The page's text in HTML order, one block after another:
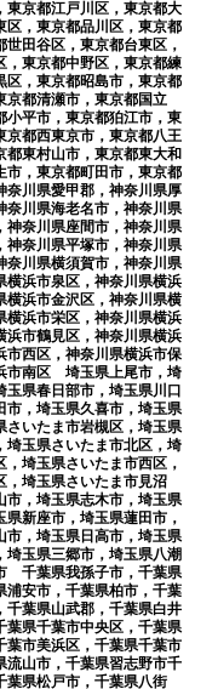
東京都江戸川区，東京都大
区，東京都品川区，東京都
田谷区，東京都台東区，
，東京都中野区，東京都練
区，東京都昭島市，東京都
京都清瀬市，東京都国立
小平市，東京都狛江市，東
京都西東京市，東京都八王
東村山市，東京都東大和
市，東京都町田市，東京都
奈川県愛甲郡，神奈川県厚
奈川県海老名市，神奈川県
神奈川県座間市，神奈川県
神奈川県平塚市，神奈川県
奈川県横須賀市，神奈川県
横浜市泉区，神奈川県横浜
横浜市金沢区，神奈川県横
横浜市栄区，神奈川県横浜
浜市鶴見区，神奈川県横浜
市西区，神奈川県横浜市保
市南区 埼玉県上尾市，埼
県春日部市，埼玉県川口
市，埼玉県久喜市，埼玉県
さいたま市岩槻区，埼玉県
埼玉県さいたま市北区，埼
埼玉県さいたま市西区，
，埼玉県さいたま市見沼
市，埼玉県志木市，埼玉県
新座市，埼玉県蓮田市，
市，埼玉県日高市，埼玉県
埼玉県三郷市，埼玉県八潮
千葉県我孫子市，千葉県
浦安市，千葉県柏市，千葉
千葉県山武郡，千葉県白井
葉県千葉市中央区，千葉県
葉市美浜区，千葉県千葉市
流山市，千葉県習志野市千
葉県松戸市，千葉県八街